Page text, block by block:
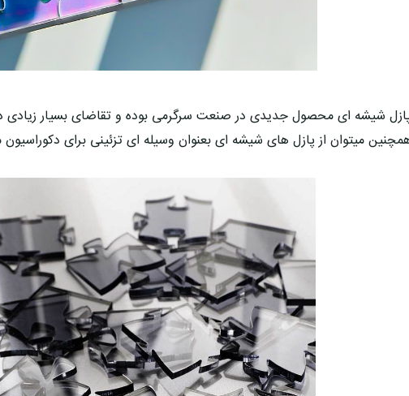
شیشه ای محصول جدیدی در صنعت سرگرمی بوده و تقاضای بسیار زیادی
میتوان از پازل های شیشه ای بعنوان وسیله ای تزئینی برای دکوراسیون